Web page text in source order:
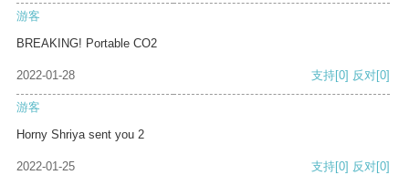
游客
BREAKING! Portable CO2
2022-01-28 支持[0] 反对[0]
游客
Horny Shriya sent you 2
2022-01-25 支持[0] 反对[0]